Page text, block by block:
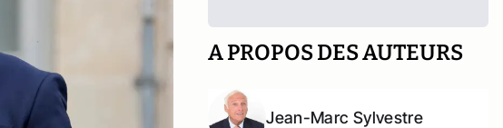
A PROPOS DES AUTEURS
Jean-Marc Sylvestre